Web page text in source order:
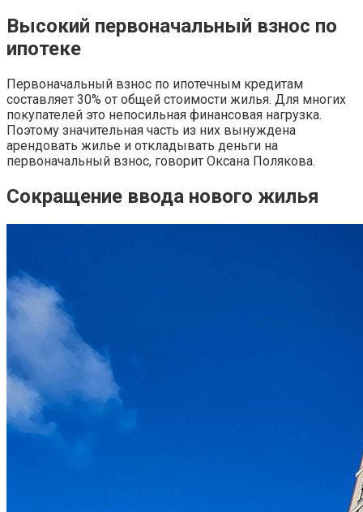
Высокий первоначальный взнос по
ипотеке
Первоначальный взнос по ипотечным кредитам
составляет 30% от общей стоимости жилья. Для многих
покупателей это непосильная финансовая нагрузка.
Поэтому значительная часть из них вынуждена
арендовать жилье и откладывать деньги на
первоначальный взнос, говорит Оксана Полякова.
Сокращение ввода нового жилья